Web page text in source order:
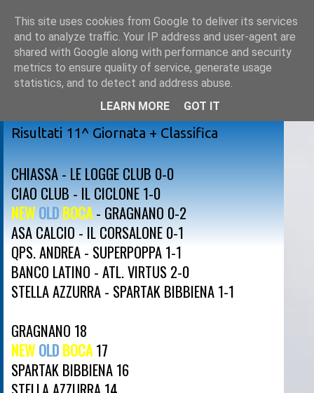
sabato 12 dicembre 2015
Risultati 11^ Giornata + Classifica
CHIASSA - LE LOGGE CLUB 0-0
CIAO CLUB - IL CICLONE 1-0
NEWOLDBOCA- GRAGNANO 0-2
ASA CALCIO - IL CORSALONE 0-1
QPS. ANDREA - SUPERPOPPA 1-1
BANCO LATINO - ATL. VIRTUS 2-0
STELLA AZZURRA - SPARTAK BIBBIENA 1-1
GRAGNANO 18
NEW OLD BOCA17
SPARTAK BIBBIENA 16
This site uses cookies from Google to deliver its services
and to analyze traffic. Your IP address and user-agent are
shared with Google along with performance and security
metrics to ensure quality of service, generate usage
statistics, and to detect and address abuse.
LEARN MORE
GOT IT